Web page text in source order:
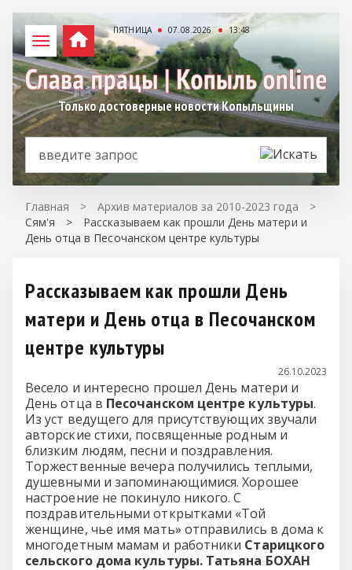
ПЯТНИЦА 07.08.2026 13:48
Только достоверные новости Копыльщины
Главная > Архив материалов за 2010-2023 года
>
Сям'я
>
Рассказываем как прошли День матери и
День отца в Песочанском центре культуры
Рассказываем как прошли День
матери и День отца в Песочанском
центре культуры
26.10.2023
Весело и интересно прошел День матери и
День отца в Песочанском центре культуры.
Из уст ведущего для присутствующих звучали
авторские стихи, посвященные родным и
близким людям, песни и поздравления.
Торжественные вечера получились теплыми,
душевными и запоминающимися. Хорошее
настроение не покинуло никого. С
поздравительными открытками «Той
женщине, чье имя мать» отправились в дома к
многодетным мамам и работники Старицкого
сельского дома культуры. Татьяна БОХАН